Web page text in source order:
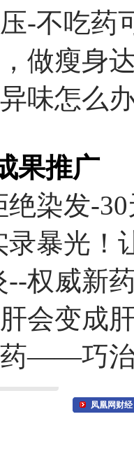
-不吃药
做瘦身
味怎么
果推广
绝染发-
录暴光！
--权威新
会变成
药——巧
凤凰网财经